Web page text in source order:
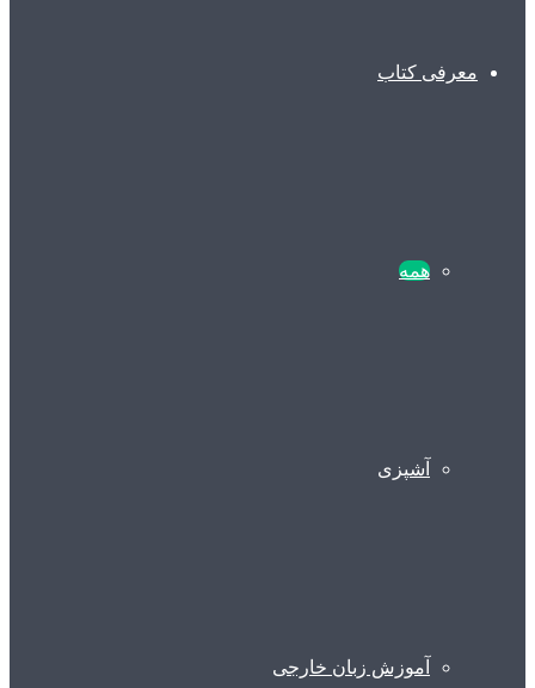
معرفی کتاب
همه
آشپزی
آموزش زبان خارجی